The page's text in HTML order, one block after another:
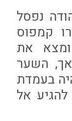
נפסל
קמפוס
את
השער
בעמדת
אל